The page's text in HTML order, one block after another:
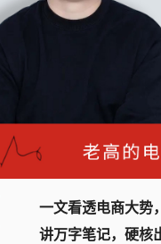
一文看透电商大势
讲万字笔记，硬核